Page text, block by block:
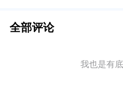
全部评论
我也是有